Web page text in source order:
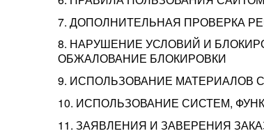
7. ДОПОЛНИТЕЛЬНАЯ ПРОВЕРКА
8. НАРУШЕНИЕ УСЛОВИЙ И
ОБЖАЛОВАНИЕ БЛОКИРОВКИ
9. ИСПОЛЬЗОВАНИЕ МАТЕРИАЛОВ
10. ИСПОЛЬЗОВАНИЕ СИСТЕМ,
11. ЗАЯВЛЕНИЯ И ЗАВЕРЕНИЯ